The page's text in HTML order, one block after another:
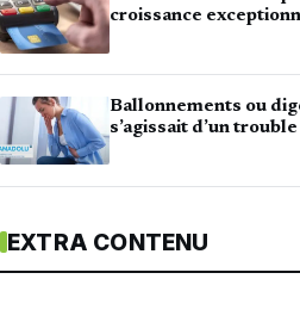
croissance
Ballonnements ou
s’agissait d’un
EXTRA CONTENU